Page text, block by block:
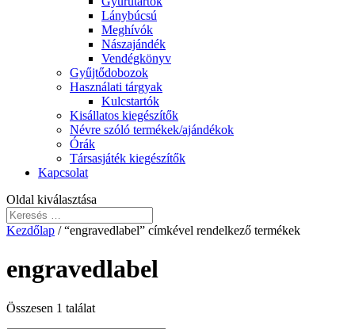
Lánybúcsú
Meghívók
Nászajándék
Vendégkönyv
Gyűjtődobozok
Használati tárgyak
Kulcstartók
Kisállatos kiegészítők
Névre szóló termékek/ajándékok
Órák
Társasjáték kiegészítők
Kapcsolat
Oldal kiválasztása
Kezdőlap / “engravedlabel” címkével rendelkező termékek
engravedlabel
Összesen 1 találat